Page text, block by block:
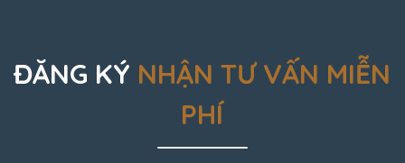
ĐĂNG KÝ NHẬN TƯ VẤN MIỄN
PHÍ